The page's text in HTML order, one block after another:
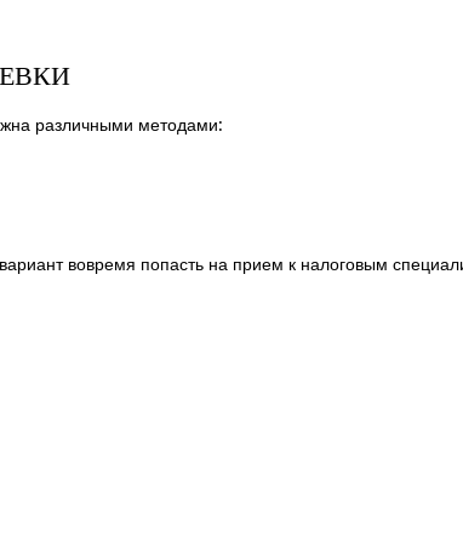
различными методами:
вовремя попасть на прием к налоговым